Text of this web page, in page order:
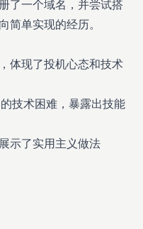
了一个域名，并尝试搭
简单实现的经历。
体现了投机心态和技术
技术困难，暴露出技能
示了实用主义做法